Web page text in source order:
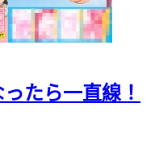
たら一直線！